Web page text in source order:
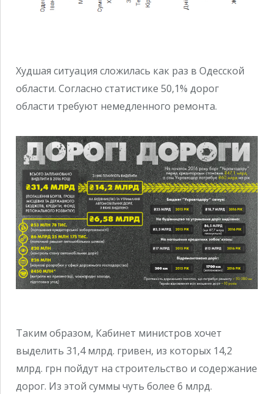
Худшая ситуация сложилась как раз в Одесской
области. Согласно статистике 50,1% дорог
области требуют немедленного ремонта.
Таким образом, Кабинет министров хочет
выделить 31,4 млрд. гривен, из которых 14,2
млрд. грн пойдут на строительство и содержание
дорог. Из этой суммы чуть более 6 млрд.